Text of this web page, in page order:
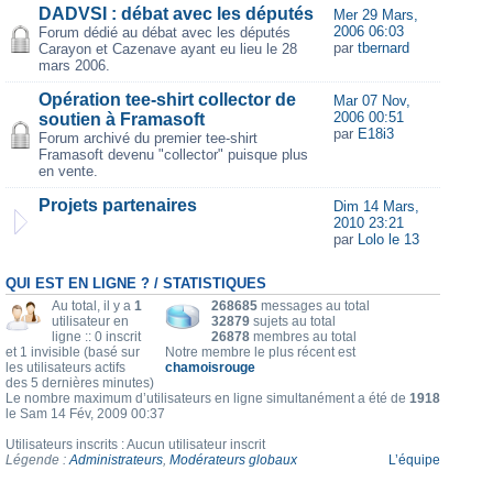
DADVSI : débat avec les députés
Forum dédié au débat avec les députés
Carayon et Cazenave ayant eu lieu le 28
mars 2006.
Mer 29 Mars,
2006 06:03
par tbernard
Opération tee-shirt collector de
soutien à Framasoft
Forum archivé du premier tee-shirt
Framasoft devenu "collector" puisque plus
en vente.
Mar 07 Nov,
2006 00:51
par E18i3
Projets partenaires
Dim 14 Mars,
2010 23:21
par Lolo le 13
QUI EST EN LIGNE ? / STATISTIQUES
268685 messages au total
32879 sujets au total
26878 membres au total
Notre membre le plus récent est
chamoisrouge
Au total, il y a 1
utilisateur en
ligne :: 0 inscrit
et 1 invisible (basé sur
les utilisateurs actifs
des 5 dernières minutes)
Le nombre maximum d’utilisateurs en ligne simultanément a été de 1918
le Sam 14 Fév, 2009 00:37
Utilisateurs inscrits : Aucun utilisateur inscrit
Légende :Administrateurs, Modérateurs globaux L’équipe